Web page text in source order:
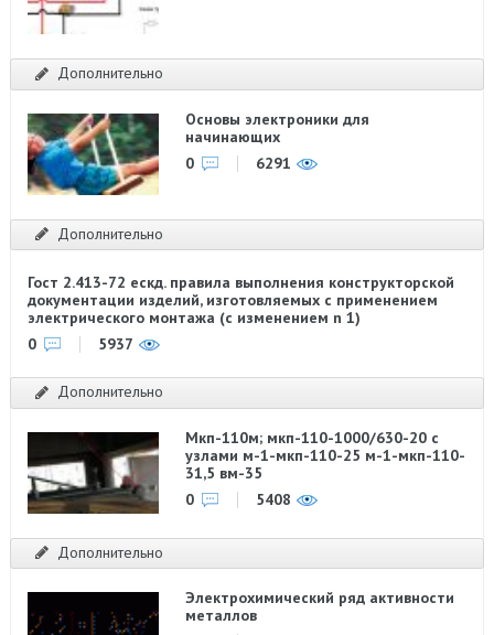
Дополнительно
Основы электроники для
начинающих
0
6291
Дополнительно
Гост 2.413-72 ескд. правила выполнения конструкторской
документации изделий, изготовляемых с применением
электрического монтажа (с изменением n 1)
0
5937
Дополнительно
Мкп-110м; мкп-110-1000/630-20 с
узлами м-1-мкп-110-25 м-1-мкп-110-
31,5 вм-35
0
5408
Дополнительно
Электрохимический ряд активности
металлов